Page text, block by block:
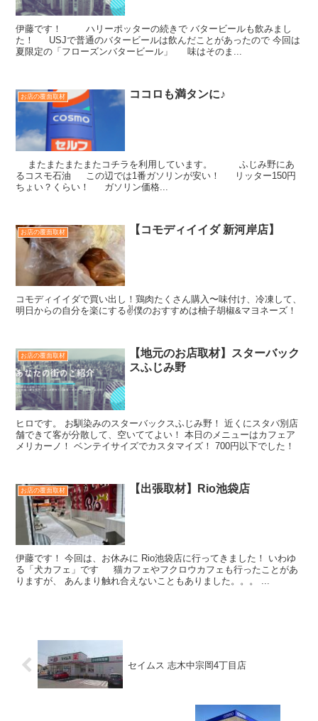
伊藤です！ ハリーポッターの続きで バタービールも飲みまし
た！ USJで普通のバタービールは飲んだことがあったので 今回は
夏限定の「フローズンバタービール」 味はそのま...
お店の覆面取材 ココロも満タンに♪
またまたまたまたコチラを利用しています。 ふじみ野にあ
るコスモ石油 この辺では1番ガソリンが安い！ リッター150円
ちょい？くらい！ ガソリン価格...
お店の覆面取材 【コモディイイダ 新河岸店】
コモディイイダで買い出し！鶏肉たくさん購入〜味付け、冷凍して、
明日からの自分を楽にする✌️僕のおすすめは柚子胡椒&マヨネーズ！
お店の覆面取材
【地元のお店取材】スターバック
スふじみ野
ヒロです。 お馴染みのスターバックスふじみ野！ 近くにスタバ別店
舗できて客が分散して、空いててよい！ 本日のメニューはカフェア
メリカーノ！ ベンテイサイズでカスタマイズ！ 700円以下でした！
お店の覆面取材 【出張取材】Rio池袋店
伊藤です！ 今回は、お休みに Rio池袋店に行ってきました！ いわゆ
る「犬カフェ」です 猫カフェやフクロウカフェも行ったことがあ
りますが、 あんまり触れ合えないこともありました。。。 ...
セイムス 志木中宗岡4丁目店